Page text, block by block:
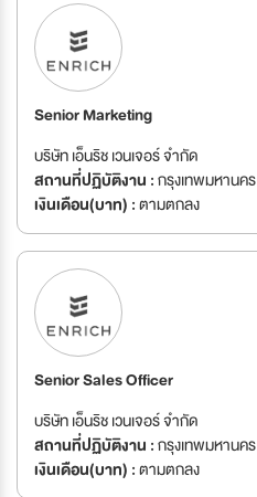
Senior Marketing
บริษัท เอ็นริช เวนเจอร์ จำกัด
สถานที่ปฏิบัติงาน :กรุงเทพมหานคร
เงินเดือน(บาท) :ตามตกลง
Senior Sales Officer
บริษัท เอ็นริช เวนเจอร์ จำกัด
สถานที่ปฏิบัติงาน :กรุงเทพมหานคร
เงินเดือน(บาท) :ตามตกลง